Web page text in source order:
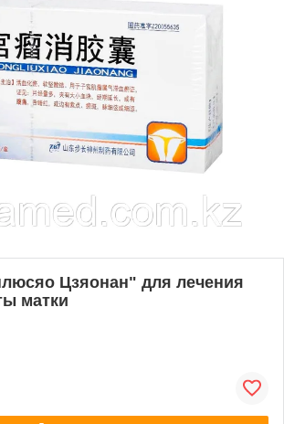
Цзяонан" для лечения
матки